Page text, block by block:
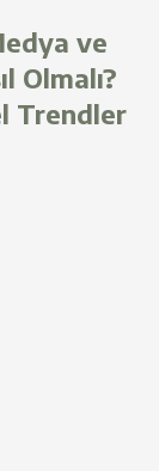
ve
Olmalı?
Trendler